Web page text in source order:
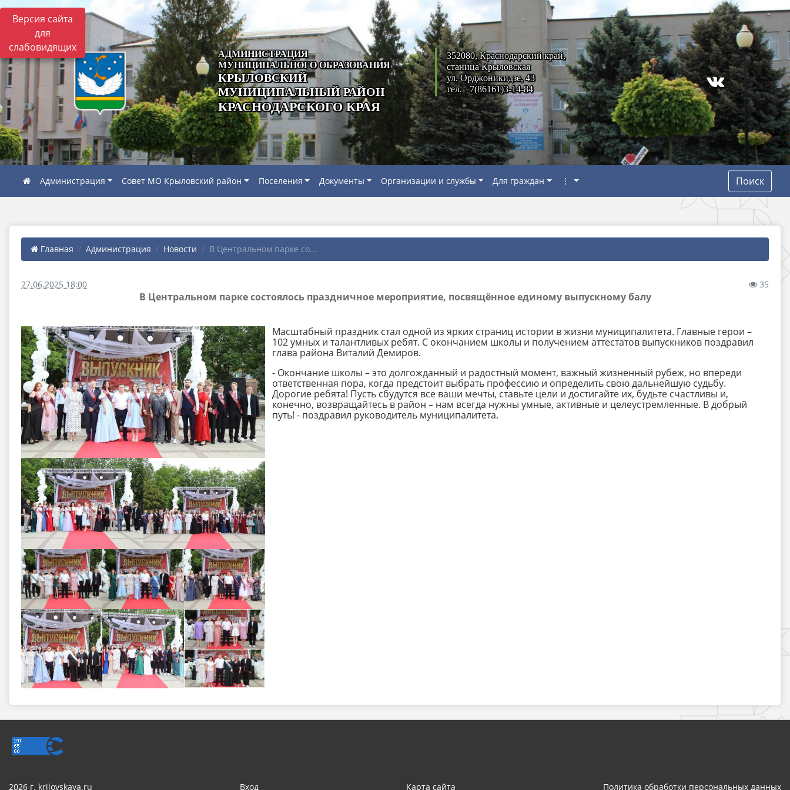
Версия сайта
для
слабовидящих
АДМИНИСТРАЦИЯ
МУНИЦИПАЛЬНОГО ОБРАЗОВАНИЯ
КРЫЛОВСКИЙ
МУНИЦИПАЛЬНЫЙ РАЙОН
КРАСНОДАРСКОГО КРАЯ
352080, Краснодарский край,
станица Крыловская
ул. Орджоникидзе, 43
тел. +7(86161)3-14-84
Администрация Совет МО Крыловский район Поселения Документы Организации и службы Для граждан ⋮ Поиск
Главная Администрация Новости В Центральном парке со...
27.06.2025 18:00 35
В Центральном парке состоялось праздничное мероприятие, посвящённое единому выпускному балу
Масштабный праздник стал одной из ярких страниц истории в жизни муниципалитета. Главные герои –
102 умных и талантливых ребят. С окончанием школы и получением аттестатов выпускников поздравил
глава района Виталий Демиров.
- Окончание школы – это долгожданный и радостный момент, важный жизненный рубеж, но впереди
ответственная пора, когда предстоит выбрать профессию и определить свою дальнейшую судьбу.
Дорогие ребята! Пусть сбудутся все ваши мечты, ставьте цели и достигайте их, будьте счастливы и,
конечно, возвращайтесь в район – нам всегда нужны умные, активные и целеустремленные. В добрый
путь! - поздравил руководитель муниципалитета.
2026 г. krilovskaya.ru Вход Карта сайта Политика обработки персональных данных